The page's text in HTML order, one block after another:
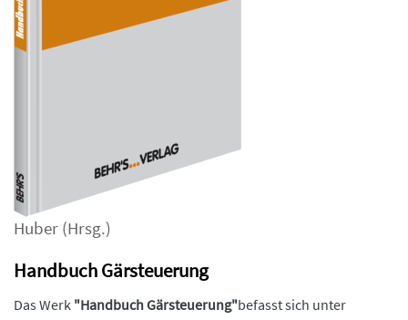
Huber (Hrsg.)
Handbuch Gärsteuerung
Das Werk "Handbuch Gärsteuerung"befasst sich unter